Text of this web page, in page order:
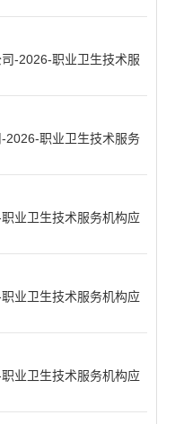
-2026-职业卫生技术服
2026-职业卫生技术服务
业卫生技术服务机构应
业卫生技术服务机构应
业卫生技术服务机构应